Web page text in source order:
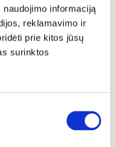
informaciją
reklamavimo ir
prie kitos jūsų
surinktos
35) D